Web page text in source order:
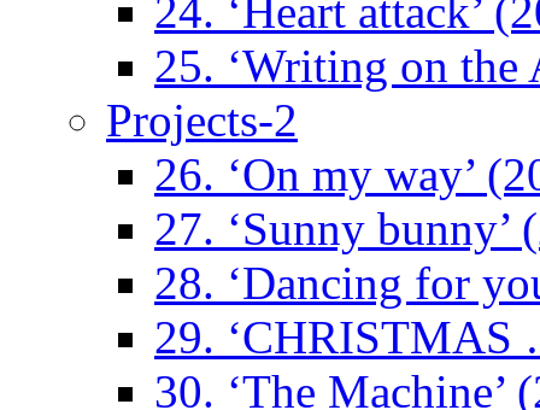
24. ‘Heart attack’
25. ‘Writing on the
Projects-2
26. ‘On my way’
27. ‘Sunny bunny’
28. ‘Dancing for
29. ‘CHRISTMAS
30. ‘The Machine’